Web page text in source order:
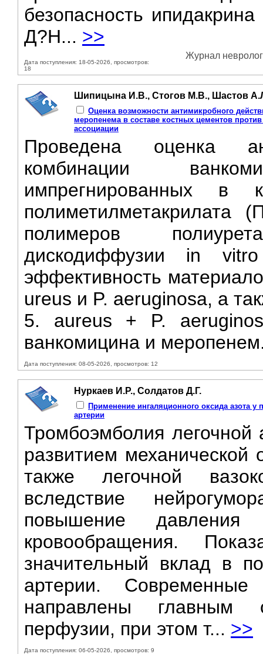
безопасность
Д?H... >>
Дата поступления: 18-05-2026, просмотров:
18
Журнал
Шипицына И.В., Стогов М.В., Шастов
Оценка возможности антимикробного
меропенема в составе костных цементов
ассоциации
Проведена оценка
комбинации
импрегнированных в
полимеров
дискодиффузии in
эффективность
ureus и P. aeruginosa, а
5. aureus + P.
ванкомицина и
Дата поступления: 08-05-2026, просмотров: 12
Нуркаев И.Р., Солдатов Д.Г.
Применение ингаляционного оксида азота
артерии
Тромбоэмболия
развитием механической
также легочной
вследствие
повышение
кровообращения.
значительный вклад в
артерии.
направлены главным
перфузии, при этом т... >>
Дата поступления: 06-05-2026, просмотров: 9